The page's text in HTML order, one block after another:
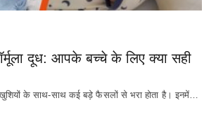
दूध: आपके बच्चे के लिए क्या सही
खुशियों के साथ-साथ कई बड़े फैसलों से भरा होता है। इनमें…